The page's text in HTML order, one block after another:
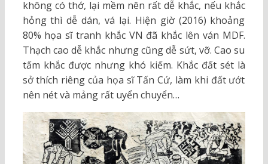
không có thớ, lại mềm nên rất dễ khắc, nếu khắc
hỏng thì dễ dán, vá lại. Hiện giờ (2016) khoảng
80% họa sĩ tranh khắc VN đã khắc lên ván MDF.
Thạch cao dễ khắc nhưng cũng dễ sứt, vỡ. Cao su
tấm khắc được nhưng khó kiếm. Khắc đất sét là
sở thích riêng của họa sĩ Tấn Cứ, làm khi đất ướt
nên nét và mảng rất uyển chuyển…